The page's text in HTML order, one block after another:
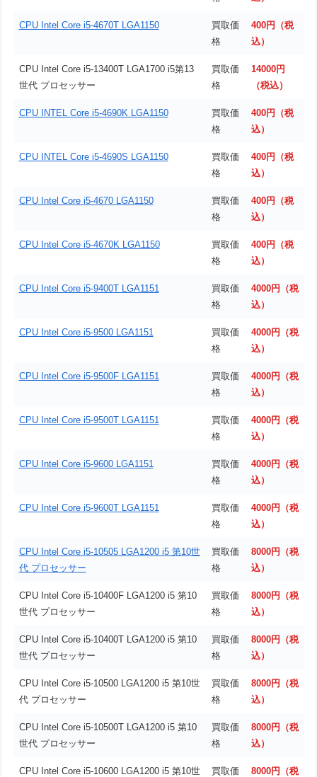
CPU Intel Core i5-4670T LGA1150
買取価
格
400円（税
込）
CPU Intel Core i5-13400T LGA1700 i5第13
世代 プロセッサー
買取価
格
14000円
（税込）
CPU INTEL Core i5-4690K LGA1150
買取価
格
400円（税
込）
CPU INTEL Core i5-4690S LGA1150
買取価
格
400円（税
込）
CPU Intel Core i5-4670 LGA1150
買取価
格
400円（税
込）
CPU Intel Core i5-4670K LGA1150
買取価
格
400円（税
込）
CPU Intel Core i5-9400T LGA1151
買取価
格
4000円（税
込）
CPU Intel Core i5-9500 LGA1151
買取価
格
4000円（税
込）
CPU Intel Core i5-9500F LGA1151
買取価
格
4000円（税
込）
CPU Intel Core i5-9500T LGA1151
買取価
格
4000円（税
込）
CPU Intel Core i5-9600 LGA1151
買取価
格
4000円（税
込）
CPU Intel Core i5-9600T LGA1151
買取価
格
4000円（税
込）
CPU Intel Core i5-10505 LGA1200 i5 第10世
代 プロセッサー
買取価
格
8000円（税
込）
CPU Intel Core i5-10400F LGA1200 i5 第10
世代 プロセッサー
買取価
格
8000円（税
込）
CPU Intel Core i5-10400T LGA1200 i5 第10
世代 プロセッサー
買取価
格
8000円（税
込）
CPU Intel Core i5-10500 LGA1200 i5 第10世
代 プロセッサー
買取価
格
8000円（税
込）
CPU Intel Core i5-10500T LGA1200 i5 第10
世代 プロセッサー
買取価
格
8000円（税
込）
CPU Intel Core i5-10600 LGA1200 i5 第10世
買取価
8000円（税